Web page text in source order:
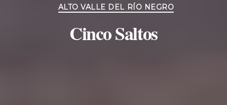
Categorías
ALTO VALLE DEL RÍO NEGRO
Cinco Saltos